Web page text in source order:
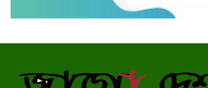
টেটাঁ বিদ্ধসহ